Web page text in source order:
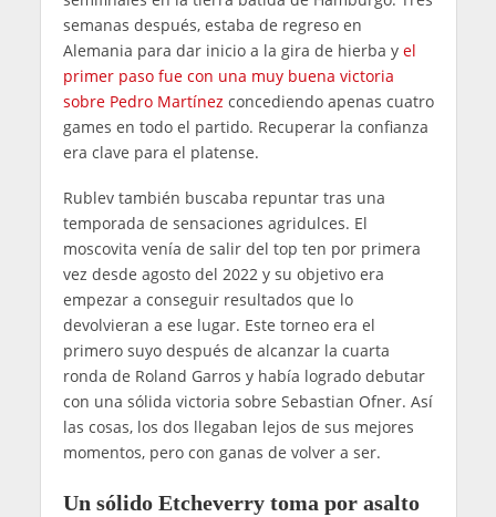
semanas después, estaba de regreso en
Alemania para dar inicio a la gira de hierba y el
primer paso fue con una muy buena victoria
sobre Pedro Martínez concediendo apenas cuatro
games en todo el partido. Recuperar la confianza
era clave para el platense.
Rublev también buscaba repuntar tras una
temporada de sensaciones agridulces. El
moscovita venía de salir del top ten por primera
vez desde agosto del 2022 y su objetivo era
empezar a conseguir resultados que lo
devolvieran a ese lugar. Este torneo era el
primero suyo después de alcanzar la cuarta
ronda de Roland Garros y había logrado debutar
con una sólida victoria sobre Sebastian Ofner. Así
las cosas, los dos llegaban lejos de sus mejores
momentos, pero con ganas de volver a ser.
Un sólido Etcheverry toma por asalto